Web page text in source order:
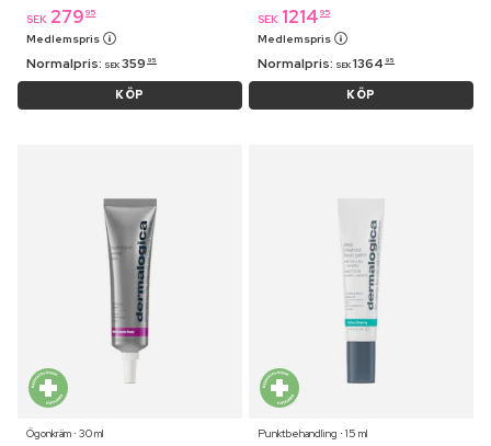
SEK 279 95
Medlemspris
Normalpris: SEK 359 95
KÖP
SEK 1214 95
Medlemspris
Normalpris: SEK 1364 95
KÖP
Ögonkräm ⋅ 30 ml
Punktbehandling ⋅ 15 ml